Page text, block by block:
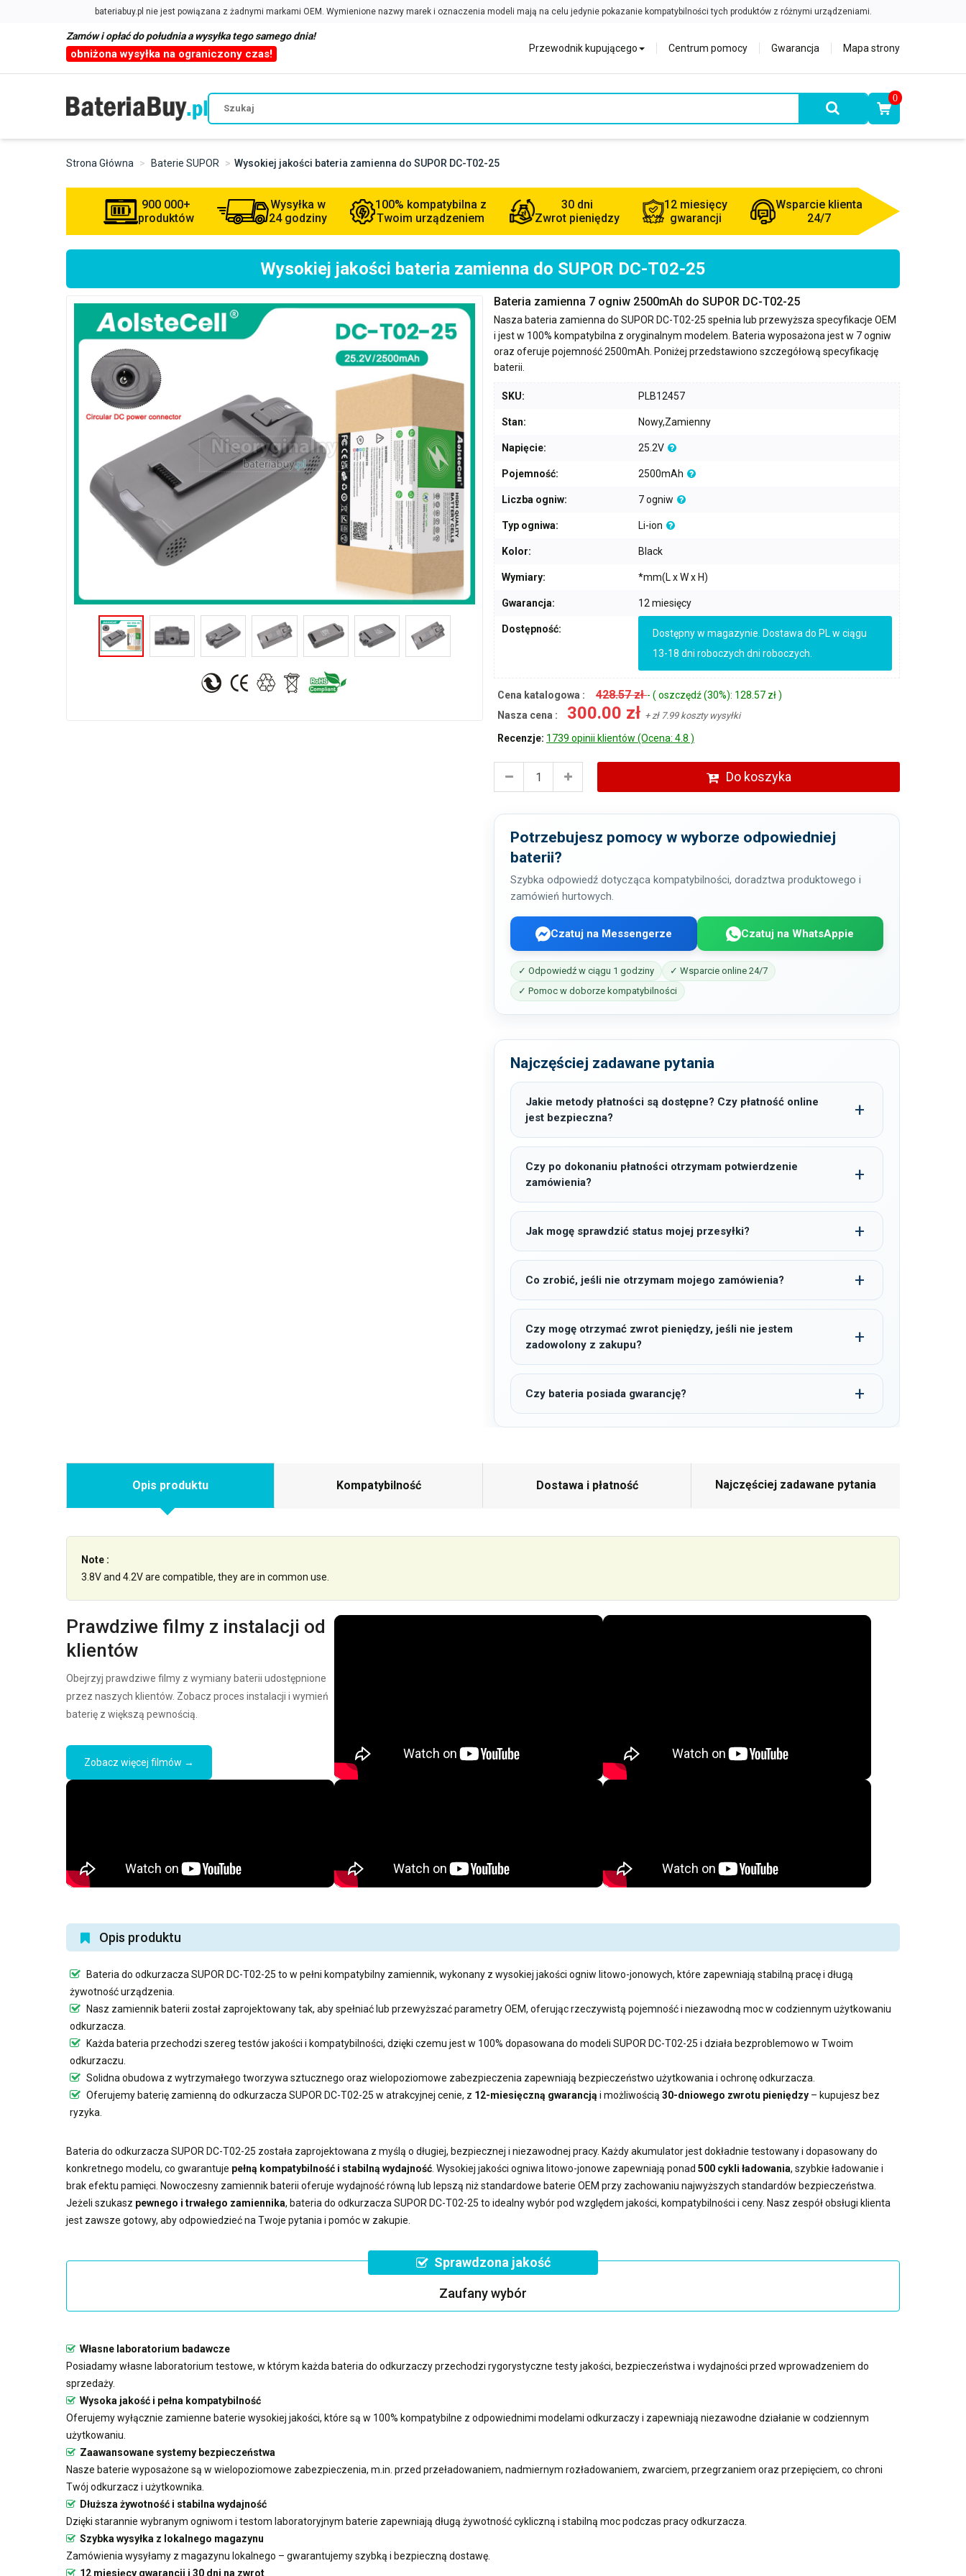
Zamów i opłać do południa a wysyłka tego samego dnia!
obniżona wysyłka na ograniczony czas! Przewodnik kupującego Centrum pomocy Gwarancja Mapa strony
0
Strona Główna Baterie SUPOR Wysokiej jakości bateria zamienna do SUPOR DC-T02-25
900 000+
produktów
Wysyłka w
24 godziny
100% kompatybilna z
Twoim urządzeniem
30 dni
Zwrot pieniędzy
12 miesięcy
gwarancji
Wsparcie klienta
24/7
Wysokiej jakości bateria zamienna do SUPOR DC-T02-25
Bateria zamienna 7 ogniw 2500mAh do SUPOR DC-T02-25
Nasza bateria zamienna do SUPOR DC-T02-25 spełnia lub przewyższa specyfikacje OEM
i jest w 100% kompatybilna z oryginalnym modelem. Bateria wyposażona jest w 7 ogniw
oraz oferuje pojemność2500mAh . Poniżej przedstawiono szczegółową specyfikację
baterii.
SKU: PLB12457
Stan: Nowy,Zamienny
Napięcie: 25.2V
Pojemność: 2500mAh
Liczba ogniw: 7 ogniw
Typ ogniwa: Li-ion
Kolor: Black
Wymiary: *mm(L x W x H)
Gwarancja: 12 miesięcy
Dostępność:
Dostępny w magazynie. Dostawa do PL w ciągu
13-18 dni roboczych dni roboczych.
Cena katalogowa : 428.57 zł- ( oszczędź (30%): 128.57 zł )
Nasza cena :
300.00 zł + zł 7.99 koszty wysyłki
Recenzje: 1739 opinii klientów (Ocena: 4.8 )
Do koszyka
Potrzebujesz pomocy w wyborze odpowiedniej
baterii?
Szybka odpowiedź dotycząca kompatybilności, doradztwa produktowego i
zamówień hurtowych.
Czatuj na Messengerze Czatuj na WhatsAppie
✓ Odpowiedź w ciągu 1 godziny
✓ Wsparcie online 24/7
✓ Pomoc w doborze kompatybilności
Najczęściej zadawane pytania
Jakie metody płatności są dostępne? Czy płatność online
jest bezpieczna?
Czy po dokonaniu płatności otrzymam potwierdzenie
zamówienia?
Jak mogę sprawdzić status mojej przesyłki?
Co zrobić, jeśli nie otrzymam mojego zamówienia?
Czy mogę otrzymać zwrot pieniędzy, jeśli nie jestem
zadowolony z zakupu?
Czy bateria posiada gwarancję?
Opis produktu Kompatybilność Dostawa i płatność Najczęściej zadawane pytania
Note :
3.8V and 4.2V are compatible, they are in common use.
Prawdziwe filmy z instalacji od
klientów
Obejrzyj prawdziwe filmy z wymiany baterii udostępnione
przez naszych klientów. Zobacz proces instalacji i wymień
baterię z większą pewnością.
Zobacz więcej filmów →
Opis produktu
Bateria do odkurzacza SUPOR DC-T02-25 to w pełni kompatybilny zamiennik, wykonany z wysokiej jakości ogniw litowo-jonowych, które zapewniają stabilną pracę i długą
żywotność urządzenia.
Nasz zamiennik baterii został zaprojektowany tak, aby spełniać lub przewyższać parametry OEM, oferując rzeczywistą pojemność i niezawodną moc w codziennym użytkowaniu
odkurzacza.
Każda bateria przechodzi szereg testów jakości i kompatybilności, dzięki czemu jest w 100% dopasowana do modeli SUPOR DC-T02-25 i działa bezproblemowo w Twoim
odkurzaczu.
Solidna obudowa z wytrzymałego tworzywa sztucznego oraz wielopoziomowe zabezpieczenia zapewniają bezpieczeństwo użytkowania i ochronę odkurzacza.
Oferujemy baterię zamienną do odkurzacza SUPOR DC-T02-25 w atrakcyjnej cenie, z 12-miesięczną gwarancją i możliwością 30-dniowego zwrotu pieniędzy – kupujesz bez
ryzyka.
Bateria do odkurzacza SUPOR DC-T02-25 została zaprojektowana z myślą o długiej, bezpiecznej i niezawodnej pracy. Każdy akumulator jest dokładnie testowany i dopasowany do
konkretnego modelu, co gwarantuje pełną kompatybilność i stabilną wydajność . Wysokiej jakości ogniwa litowo-jonowe zapewniają ponad 500 cykli ładowania, szybkie ładowanie i
brak efektu pamięci. Nowoczesny zamiennik baterii oferuje wydajność równą lub lepszą niż standardowe baterie OEM przy zachowaniu najwyższych standardów bezpieczeństwa.
Jeżeli szukasz pewnego i trwałego zamiennika, bateria do odkurzacza SUPOR DC-T02-25 to idealny wybór pod względem jakości, kompatybilności i ceny. Nasz zespół obsługi klienta
jest zawsze gotowy, aby odpowiedzieć na Twoje pytania i pomóc w zakupie.
Sprawdzona jakość
Zaufany wybór
Własne laboratorium badawcze
Posiadamy własne laboratorium testowe, w którym każda bateria do odkurzaczy przechodzi rygorystyczne testy jakości, bezpieczeństwa i wydajności przed wprowadzeniem do
sprzedaży.
Wysoka jakość i pełna kompatybilność
Oferujemy wyłącznie zamienne baterie wysokiej jakości, które są w 100% kompatybilne z odpowiednimi modelami odkurzaczy i zapewniają niezawodne działanie w codziennym
użytkowaniu.
Zaawansowane systemy bezpieczeństwa
Nasze baterie wyposażone są w wielopoziomowe zabezpieczenia, m.in. przed przeładowaniem, nadmiernym rozładowaniem, zwarciem, przegrzaniem oraz przepięciem, co chroni
Twój odkurzacz i użytkownika.
Dłuższa żywotność i stabilna wydajność
Dzięki starannie wybranym ogniwom i testom laboratoryjnym baterie zapewniają długą żywotność cykliczną i stabilną moc podczas pracy odkurzacza.
Szybka wysyłka z lokalnego magazynu
Zamówienia wysyłamy z magazynu lokalnego – gwarantujemy szybką i bezpieczną dostawę.
12 miesięcy gwarancji i 30 dni na zwrot